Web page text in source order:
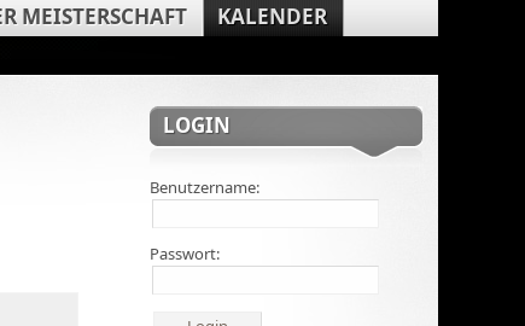
MEISTERSCHAFT KALENDER
LOGIN
Benutzername:
Passwort: